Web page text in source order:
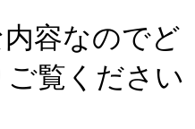
容なのでど
覧ください